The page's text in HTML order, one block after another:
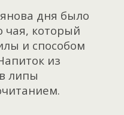
дня было
чая, который
и способом
из
липы